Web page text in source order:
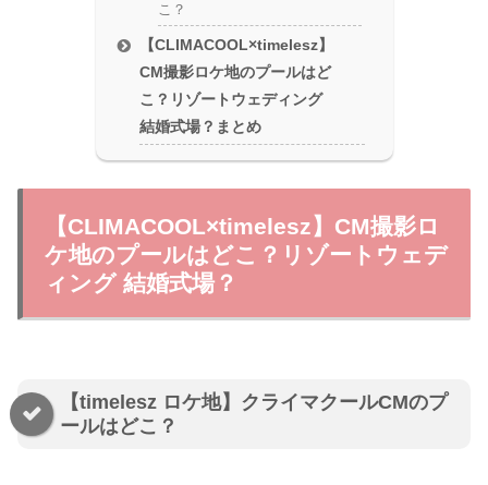
こ？
【CLIMACOOL×timelesz】
CM撮影ロケ地のプールはど
こ？リゾートウェディング
結婚式場？まとめ
【CLIMACOOL×timelesz】CM撮影ロ
ケ地のプールはどこ？リゾートウェデ
ィング 結婚式場？
【timelesz ロケ地】クライマクールCMのプ
ールはどこ？